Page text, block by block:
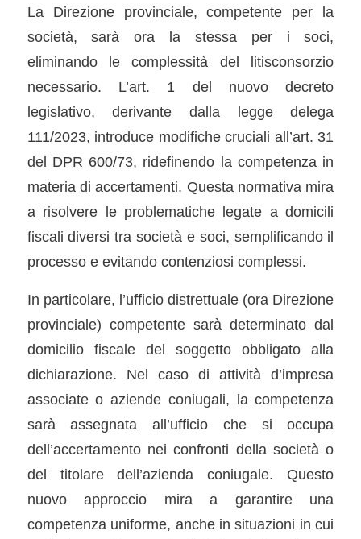
La Direzione provinciale, competente per la
società, sarà ora la stessa per i soci,
eliminando le complessità del litisconsorzio
necessario. L’art. 1 del nuovo decreto
legislativo, derivante dalla legge delega
111/2023, introduce modifiche cruciali all’art. 31
del DPR 600/73, ridefinendo la competenza in
materia di accertamenti. Questa normativa mira
a risolvere le problematiche legate a domicili
fiscali diversi tra società e soci, semplificando il
processo e evitando contenziosi complessi.
In particolare, l’ufficio distrettuale (ora Direzione
provinciale) competente sarà determinato dal
domicilio fiscale del soggetto obbligato alla
dichiarazione. Nel caso di attività d’impresa
associate o aziende coniugali, la competenza
sarà assegnata all’ufficio che si occupa
dell’accertamento nei confronti della società o
del titolare dell’azienda coniugale. Questo
nuovo approccio mira a garantire una
competenza uniforme, anche in situazioni in cui